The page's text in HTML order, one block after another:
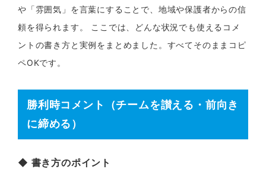
や「雰囲気」を言葉にすることで、地域や保護者からの信
頼を得られます。 ここでは、どんな状況でも使えるコメ
ントの書き方と実例をまとめました。すべてそのままコピ
ペOKです。
勝利時コメント（チームを讃える・前向き
に締める）
◆ 書き方のポイント